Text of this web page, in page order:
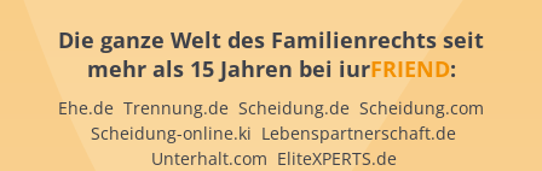
Die ganze Welt des Familienrechts seit
mehr als 15 Jahren bei iurFRIEND:
Ehe.de Trennung.de Scheidung.de Scheidung.com
Scheidung-online.ki Lebenspartnerschaft.de
Unterhalt.com EliteXPERTS.de